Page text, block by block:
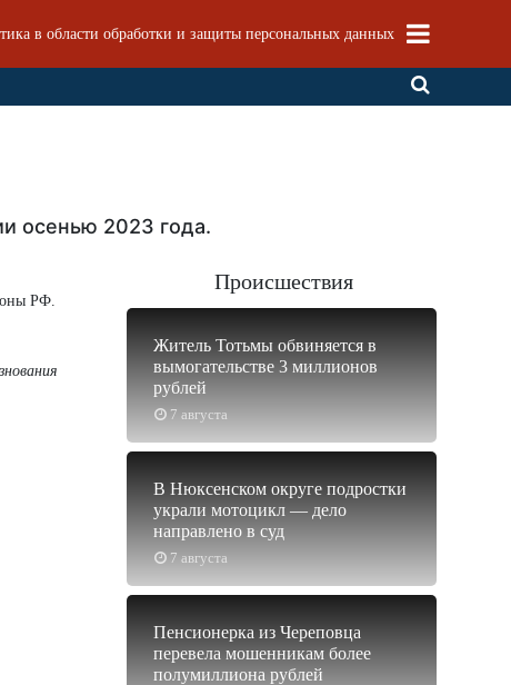
в области обработки и защиты персональных данных
осенью 2023 года.
РФ.
Происшествия
7 августа
Житель Тотьмы обвиняется в
вымогательстве 3 миллионов
рублей
7 августа
В Нюксенском округе подростки
украли мотоцикл — дело
направлено в суд
Пенсионерка из Череповца
перевела мошенникам более
полумиллиона рублей